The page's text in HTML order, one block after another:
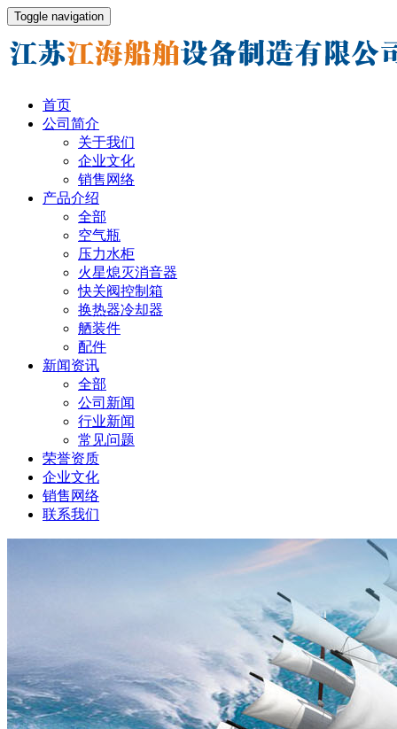
Toggle navigation
首页
公司简介
关于我们
企业文化
销售网络
产品介绍
全部
空气瓶
压力水柜
火星熄灭消音器
快关阀控制箱
换热器冷却器
舾装件
配件
新闻资讯
全部
公司新闻
行业新闻
常见问题
荣誉资质
企业文化
销售网络
联系我们